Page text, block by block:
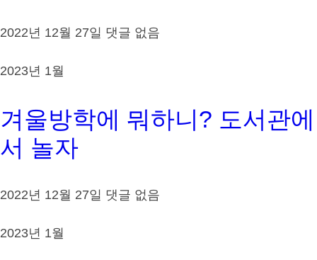
2022년 12월 27일 댓글 없음
2023년 1월
겨울방학에 뭐하니? 도서관에
서 놀자
2022년 12월 27일 댓글 없음
2023년 1월